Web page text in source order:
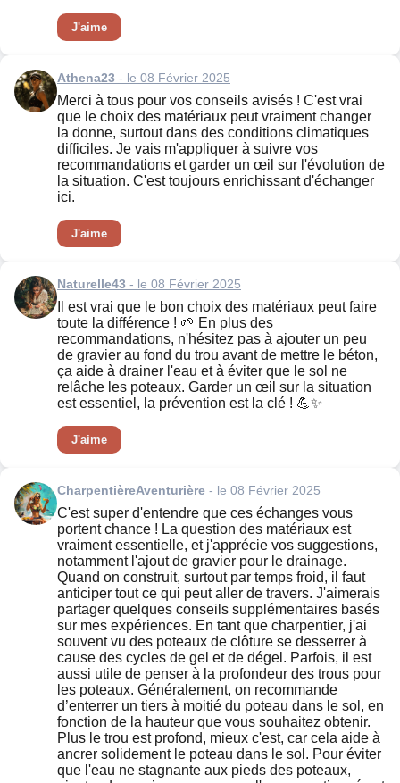
J'aime
Athena23 - le 08 Février 2025
Merci à tous pour vos conseils avisés ! C'est vrai
que le choix des matériaux peut vraiment changer
la donne, surtout dans des conditions climatiques
difficiles. Je vais m'appliquer à suivre vos
recommandations et garder un œil sur l'évolution de
la situation. C'est toujours enrichissant d'échanger
ici.
J'aime
Naturelle43 - le 08 Février 2025
Il est vrai que le bon choix des matériaux peut faire
toute la différence ! 🌱 En plus des
recommandations, n'hésitez pas à ajouter un peu
de gravier au fond du trou avant de mettre le béton,
ça aide à drainer l'eau et à éviter que le sol ne
relâche les poteaux. Garder un œil sur la situation
est essentiel, la prévention est la clé ! 💪✨
J'aime
CharpentièreAventurière - le 08 Février 2025
C'est super d'entendre que ces échanges vous
portent chance ! La question des matériaux est
vraiment essentielle, et j'apprécie vos suggestions,
notamment l'ajout de gravier pour le drainage.
Quand on construit, surtout par temps froid, il faut
anticiper tout ce qui peut aller de travers. J'aimerais
partager quelques conseils supplémentaires basés
sur mes expériences. En tant que charpentier, j'ai
souvent vu des poteaux de clôture se desserrer à
cause des cycles de gel et de dégel. Parfois, il est
aussi utile de penser à la profondeur des trous pour
les poteaux. Généralement, on recommande
d’enterrer un tiers à moitié du poteau dans le sol, en
fonction de la hauteur que vous souhaitez obtenir.
Plus le trou est profond, mieux c'est, car cela aide à
ancrer solidement le poteau dans le sol. Pour éviter
que l'eau ne stagnante aux pieds des poteaux,